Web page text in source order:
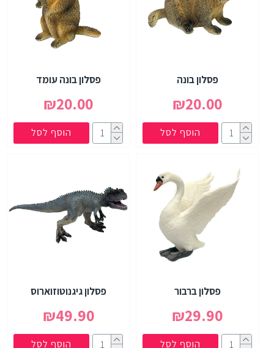
פסלון בונה
₪20.00
הוסף לסל
פסלון בונה עומד
₪20.00
הוסף לסל
פסלון ברבור
₪29.90
הוסף לסל
פסלון גיגנוטוזוארוס
₪49.90
הוסף לסל